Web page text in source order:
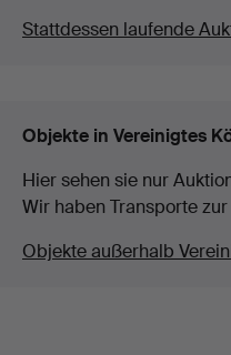
Stattdessen laufende
Objekte in Vereinigtes
Hier sehen sie nur
Wir haben Transporte
Objekte außerhalb